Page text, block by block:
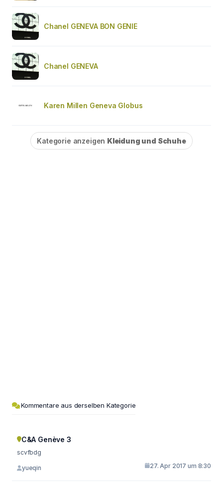
Chanel GENEVA BON GENIE
Chanel GENEVA
Karen Millen Geneva Globus
Kategorie anzeigen Kleidung und Schuhe
Kommentare aus derselben Kategorie
C&A Genève 3
scvfbdg
yueqin 27. Apr 2017 um 8:30